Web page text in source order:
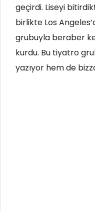
geçirdi. Liseyi
birlikte Los
grubuyla beraber
kurdu. Bu tiyatro
yazıyor hem de